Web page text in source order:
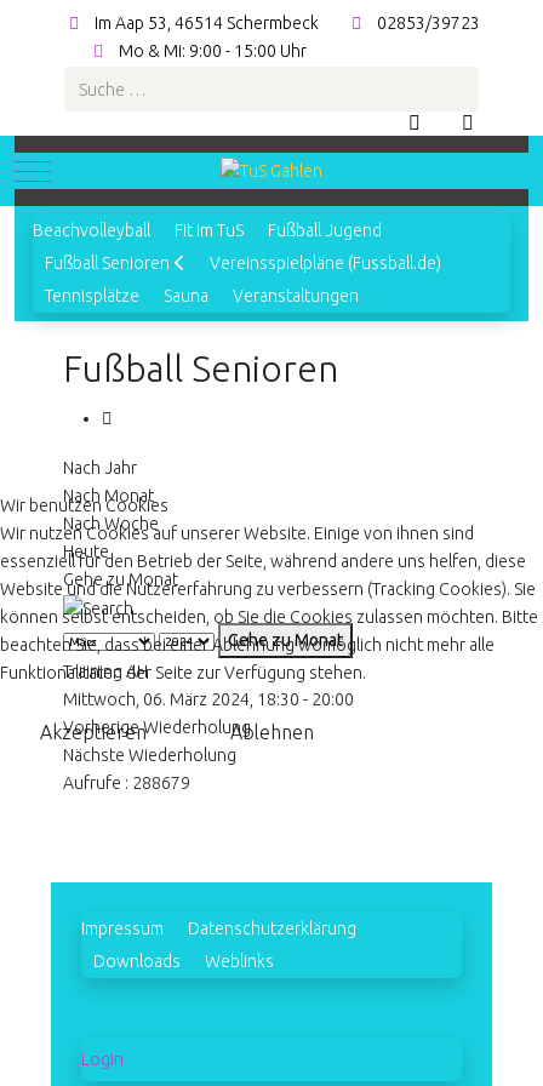
Im Aap 53, 46514 Schermbeck
02853/39723
Mo & Mi: 9:00 - 15:00 Uhr
Suchen
Mobile Menu Toggle
Beachvolleyball Fit im TuS
Fußball Jugend
Fußball Senioren
Vereinsspielpläne (Fussball.de)
Tennisplätze
Sauna Veranstaltungen
Fußball Senioren
Nach Jahr
Nach Monat
Nach Woche
Heute
Gehe zu Monat
Gehe zu Monat
Training AH
Mittwoch, 06. März 2024, 18:30 - 20:00
Vorherige Wiederholung
Nächste Wiederholung
Aufrufe : 288679
Impressum
Datenschutzerklärung
Downloads
Weblinks
Login
Wir benutzen Cookies
Wir nutzen Cookies auf unserer Website. Einige von ihnen sind
essenziell für den Betrieb der Seite, während andere uns helfen, diese
Website und die Nutzererfahrung zu verbessern (Tracking Cookies). Sie
können selbst entscheiden, ob Sie die Cookies zulassen möchten. Bitte
beachten Sie, dass bei einer Ablehnung womöglich nicht mehr alle
Funktionalitäten der Seite zur Verfügung stehen.
Akzeptieren Ablehnen